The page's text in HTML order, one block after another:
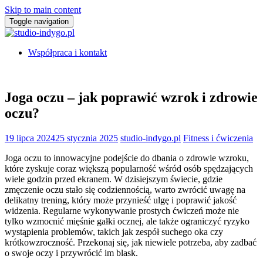
Skip to main content
Toggle navigation
Współpraca i kontakt
Joga oczu – jak poprawić wzrok i zdrowie
oczu?
19 lipca 202425 stycznia 2025 studio-indygo.pl Fitness i ćwiczenia
Joga oczu to innowacyjne podejście do dbania o zdrowie wzroku,
które zyskuje coraz większą popularność wśród osób spędzających
wiele godzin przed ekranem. W dzisiejszym świecie, gdzie
zmęczenie oczu stało się codziennością, warto zwrócić uwagę na
delikatny trening, który może przynieść ulgę i poprawić jakość
widzenia. Regularne wykonywanie prostych ćwiczeń może nie
tylko wzmocnić mięśnie gałki ocznej, ale także ograniczyć ryzyko
wystąpienia problemów, takich jak zespół suchego oka czy
krótkowzroczność. Przekonaj się, jak niewiele potrzeba, aby zadbać
o swoje oczy i przywrócić im blask.